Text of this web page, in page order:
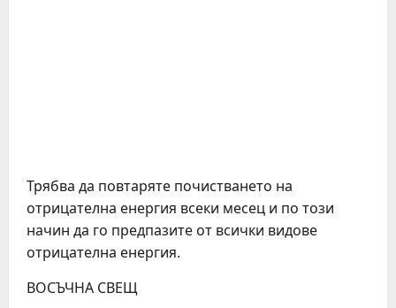
Трябва да повтаряте почистването на
отрицателна енергия всеки месец и по този
начин да го предпазите от всички видове
отрицателна енергия.
ВОСЪЧНА СВЕЩ